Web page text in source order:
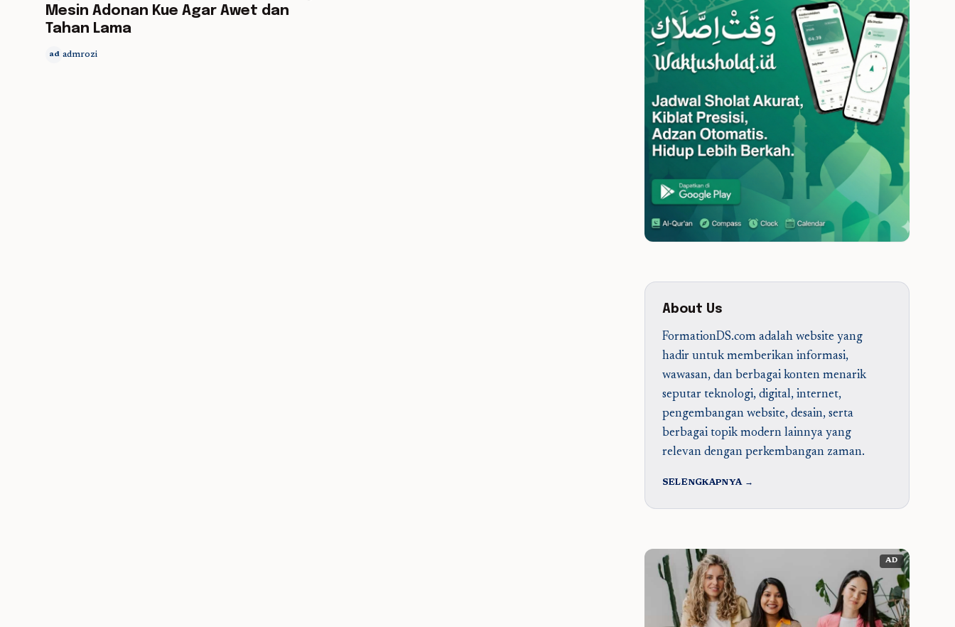
Mesin Adonan Kue Agar Awet dan
Tahan Lama
ad admrozi
About Us
FormationDS.com adalah website yang
hadir untuk memberikan informasi,
wawasan, dan berbagai konten menarik
seputar teknologi, digital, internet,
pengembangan website, desain, serta
berbagai topik modern lainnya yang
relevan dengan perkembangan zaman.
SELENGKAPNYA →
AD